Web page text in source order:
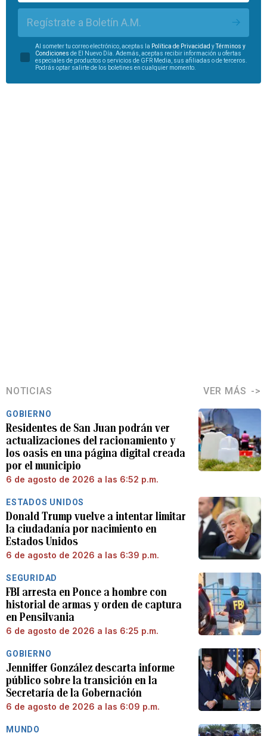
Regístrate a Boletín A.M.
Al someter tu correo electrónico, aceptas la Política de Privacidad yTérminos y
Condiciones de El Nuevo Día. Además, aceptas recibir información u ofertas
especiales de productos o servicios de GFR Media, sus afiliadas o de terceros.
Podrás optar salirte de los boletines en cualquier momento.
NOTICIAS VER MÁS
GOBIERNO
Residentes de San Juan podrán ver
actualizaciones del racionamiento y
los oasis en una página digital creada
por el municipio
6 de agosto de 2026 a las 6:52 p.m.
ESTADOS UNIDOS
Donald Trump vuelve a intentar limitar
la ciudadanía por nacimiento en
Estados Unidos
6 de agosto de 2026 a las 6:39 p.m.
SEGURIDAD
FBI arresta en Ponce a hombre con
historial de armas y orden de captura
en Pensilvania
6 de agosto de 2026 a las 6:25 p.m.
GOBIERNO
Jenniffer González descarta informe
público sobre la transición en la
Secretaría de la Gobernación
6 de agosto de 2026 a las 6:09 p.m.
MUNDO